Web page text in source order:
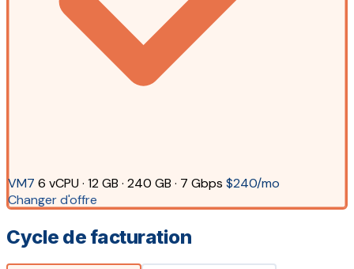
VM7 6 vCPU · 12 GB · 240 GB · 7 Gbps $240/mo
Changer d'offre
Cycle de facturation